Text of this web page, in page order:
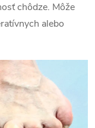
chôdze. Môže
alebo